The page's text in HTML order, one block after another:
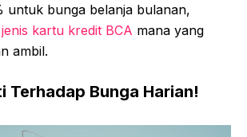
untuk bunga belanja bulanan,
jenis kartu kredit BCA mana yang
ambil.
Terhadap Bunga Harian!